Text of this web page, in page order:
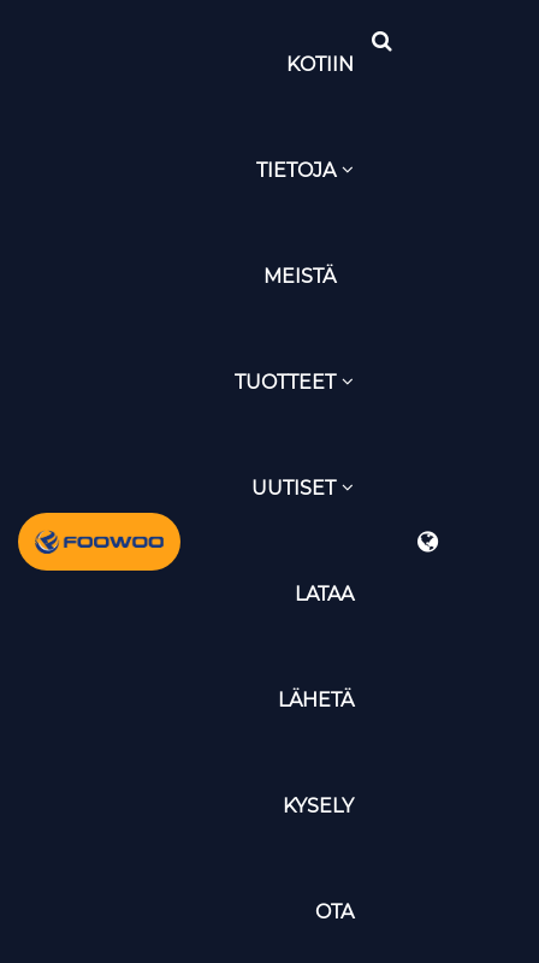
KOTIIN
TIETOJA
MEISTÄ
TUOTTEET
UUTISET
LATAA
LÄHETÄ
KYSELY
OTA